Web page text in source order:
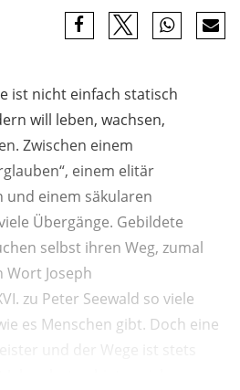
ist nicht einfach statisch
will leben, wachsen,
Zwischen einem
einem elitär
und einem säkularen
Übergänge. Gebildete
selbst ihren Weg, zumal
Wort Joseph
zu Peter Seewald so viele
es Menschen gibt. Doch eine
und der Wege ist stets